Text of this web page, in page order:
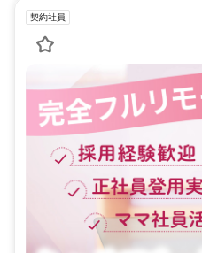
契約社員